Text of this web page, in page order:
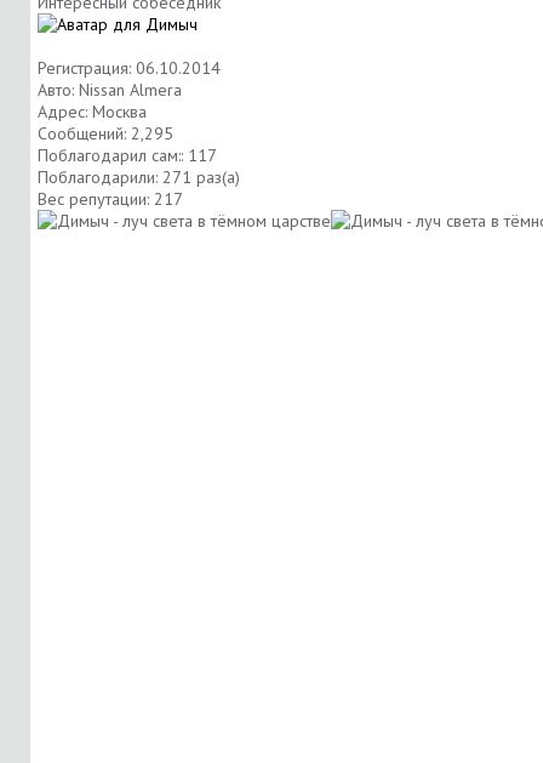
Регистрация: 06.10.2014
Авто: Nissan Almera
Адрес: Москва
Сообщений: 2,295
Поблагодарил сам:: 117
Поблагодарили: 271 раз(а)
Вес репутации: 217